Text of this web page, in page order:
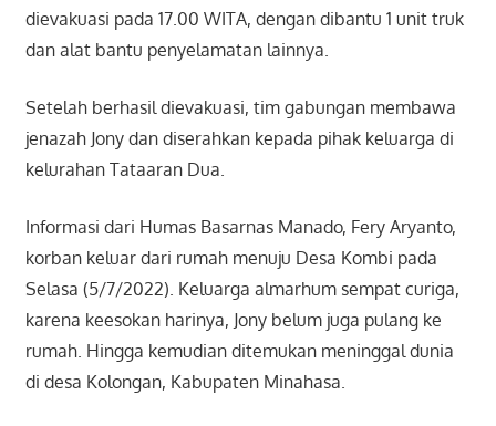
dievakuasi pada 17.00 WITA, dengan dibantu 1 unit truk
dan alat bantu penyelamatan lainnya.
Setelah berhasil dievakuasi, tim gabungan membawa
jenazah Jony dan diserahkan kepada pihak keluarga di
kelurahan Tataaran Dua.
Informasi dari Humas Basarnas Manado, Fery Aryanto,
korban keluar dari rumah menuju Desa Kombi pada
Selasa (5/7/2022). Keluarga almarhum sempat curiga,
karena keesokan harinya, Jony belum juga pulang ke
rumah. Hingga kemudian ditemukan meninggal dunia
di desa Kolongan, Kabupaten Minahasa.